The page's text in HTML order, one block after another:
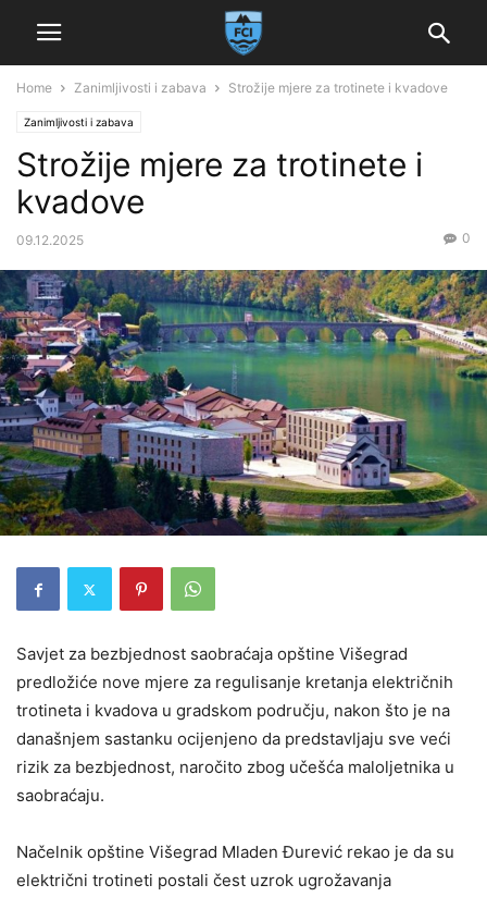
Home Zanimljivosti i zabava Strožije mjere za trotinete i kvadove
Zanimljivosti i zabava
Strožije mjere za trotinete i
kvadove
09.12.2025 0
Savjet za bezbjednost saobraćaja opštine Višegrad
predložiće nove mjere za regulisanje kretanja električnih
trotineta i kvadova u gradskom području, nakon što je na
današnjem sastanku ocijenjeno da predstavljaju sve veći
rizik za bezbjednost, naročito zbog učešća maloljetnika u
saobraćaju.
Načelnik opštine Višegrad Mladen Đurević rekao je da su
električni trotineti postali čest uzrok ugrožavanja